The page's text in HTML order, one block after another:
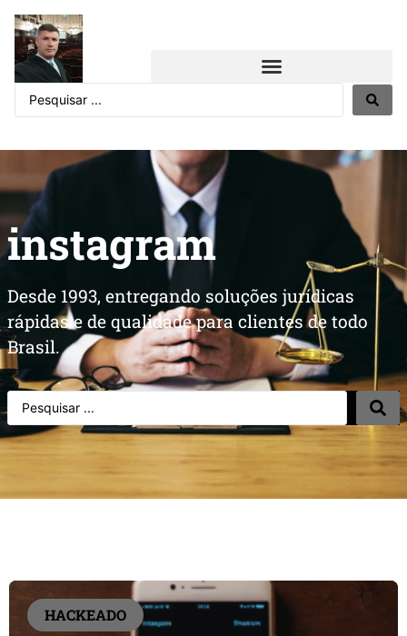
instagram
Desde 1993, entregando soluções jurídicas
rápidas e de qualidade para clientes de todo
Brasil.
HACKEADO